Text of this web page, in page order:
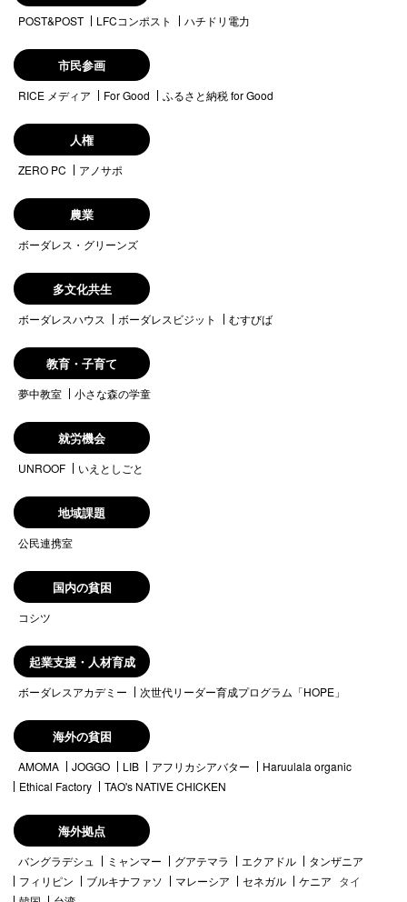
POST&POST LFCコンポスト ハチドリ電力
市民参画
RICE メディア For Good ふるさと納税 for Good
人権
ZERO PC アノサポ
農業
ボーダレス・グリーンズ
多文化共生
ボーダレスハウス ボーダレスビジット むすびば
教育・子育て
夢中教室 小さな森の学童
就労機会
UNROOF いえとしごと
地域課題
公民連携室
国内の貧困
コシツ
起業支援・人材育成
ボーダレスアカデミー 次世代リーダー育成プログラム「HOPE」
海外の貧困
AMOMA JOGGO LIB アフリカシアバター
Haruulala organic
Ethical Factory
TAO's NATIVE CHICKEN
海外拠点
バングラデシュ ミャンマー グアテマラ エクアドル
タンザニア
フィリピン
ブルキナファソ マレーシア セネガル ケニア タイ